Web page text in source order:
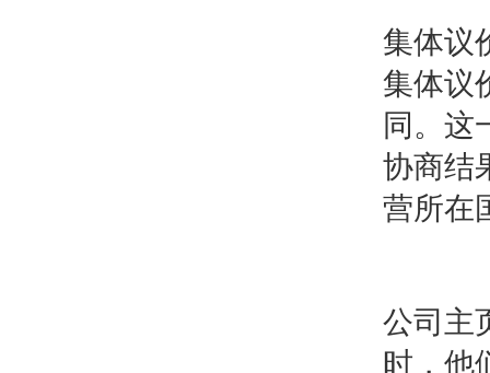
集体
集体议
同。这
协商结
营所在
公司主
时，他